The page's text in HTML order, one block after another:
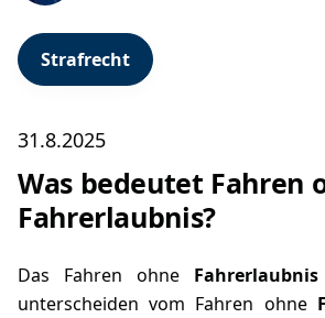
Strafrecht
31.8.2025
Was bedeutet Fahren
Fahrerlaubnis?
Das Fahren ohne Fahrerlaubnis
unterscheiden vom Fahren ohne